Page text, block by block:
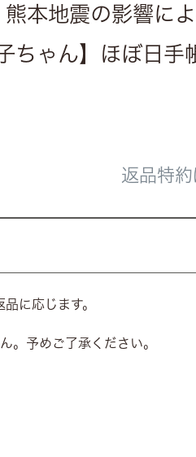
熊本地震の影響に
ちゃん】ほぼ日
返品特約
に応じます。
。予めご了承ください。